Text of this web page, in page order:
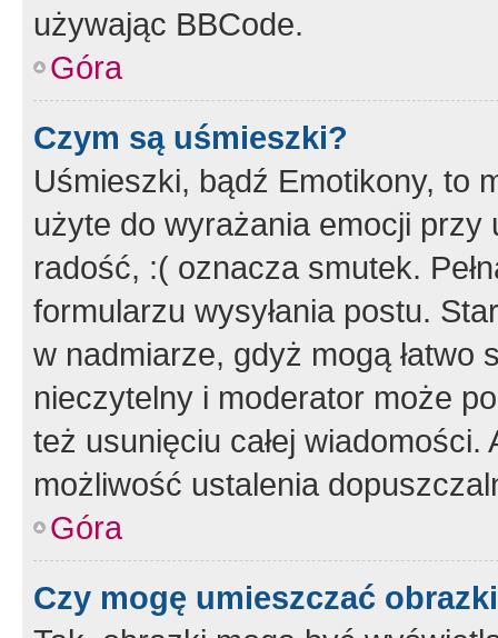
używając BBCode.
Góra
Czym są uśmieszki?
Uśmieszki, bądź Emotikony, to
użyte do wyrażania emocji
radość, :( oznacza smutek.
formularzu wysyłania postu.
w nadmiarze, gdyż mogą
nieczytelny i moderator może
też usunięciu całej
możliwość ustalenia
Góra
Czy mogę umieszczać